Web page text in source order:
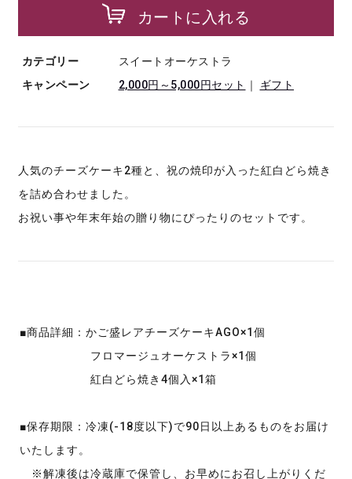
カートに入れる
カテゴリー
スイートオーケストラ
キャンペーン
2,000円～5,000円セット ｜ ギフト
人気のチーズケーキ2種と、祝の焼印が入った紅白どら焼き
を詰め合わせました。
お祝い事や年末年始の贈り物にぴったりのセットです。
■商品詳細：かご盛レアチーズケーキAGO×1個
フロマージュオーケストラ×1個
紅白どら焼き4個入×1箱
■保存期限：冷凍(-18度以下)で90日以上あるものをお届け
いたします。
※解凍後は冷蔵庫で保管し、お早めにお召し上がりくだ